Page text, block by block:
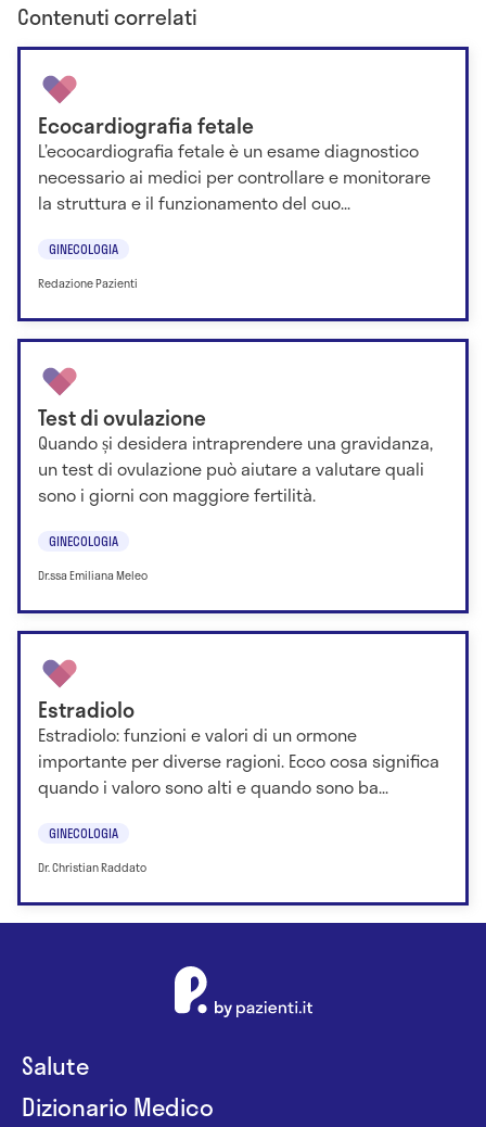
Contenuti correlati
Ecocardiografia fetale
L’ecocardiografia fetale è un esame diagnostico
necessario ai medici per controllare e monitorare
la struttura e il funzionamento del cuo...
GINECOLOGIA
Redazione Pazienti
Test di ovulazione
Quando și desidera intraprendere una gravidanza,
un test di ovulazione può aiutare a valutare quali
sono i giorni con maggiore fertilità.
GINECOLOGIA
Dr.ssa Emiliana Meleo
Estradiolo
Estradiolo: funzioni e valori di un ormone
importante per diverse ragioni. Ecco cosa significa
quando i valoro sono alti e quando sono ba...
GINECOLOGIA
Dr. Christian Raddato
Salute
Dizionario Medico